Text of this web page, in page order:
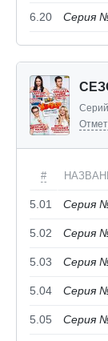
6.20 Серия
#
5.01 Серия
5.02 Серия
5.03 Серия
5.04 Серия
5.05 Серия